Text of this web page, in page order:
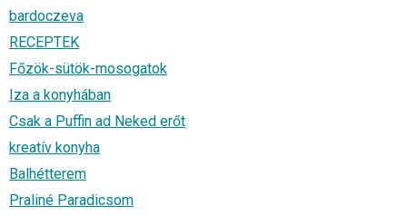
bardoczeva
RECEPTEK
Főzök-sütök-mosogatok
Iza a konyhában
Csak a Puffin ad Neked erőt
kreatív konyha
Balhétterem
Praliné Paradicsom